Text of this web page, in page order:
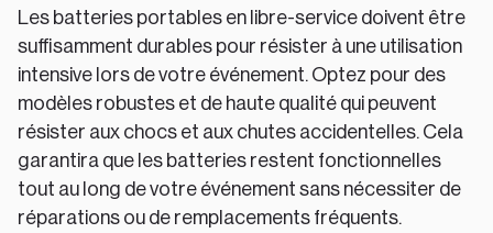
Les batteries portables en libre-service doivent être
suffisamment durables pour résister à une utilisation
intensive lors de votre événement. Optez pour des
modèles robustes et de haute qualité qui peuvent
résister aux chocs et aux chutes accidentelles. Cela
garantira que les batteries restent fonctionnelles
tout au long de votre événement sans nécessiter de
réparations ou de remplacements fréquents.